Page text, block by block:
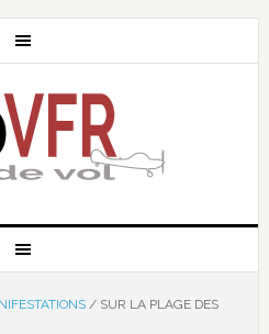
/SUR LA PLAGE DES